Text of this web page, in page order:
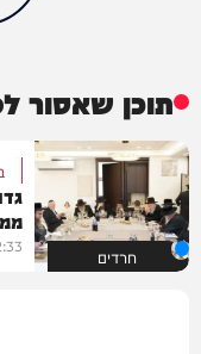
תוכן שאסור
חרדים